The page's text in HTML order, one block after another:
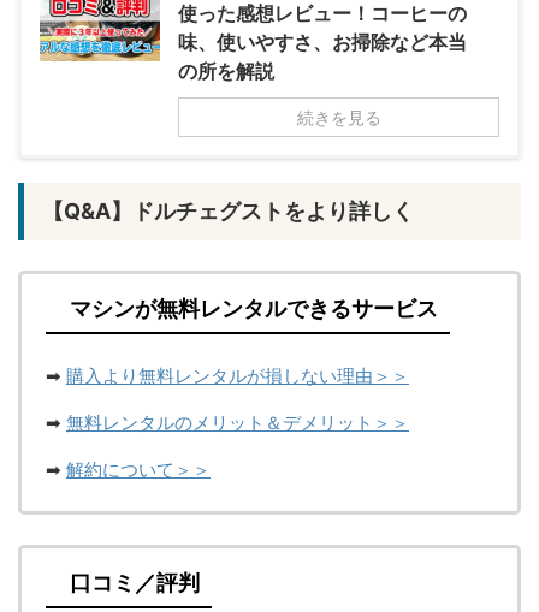
使った感想レビュー！コーヒーの
味、使いやすさ、お掃除など本当
の所を解説
続きを見る
【Q&A】ドルチェグストをより詳しく
マシンが無料レンタルできるサービス
➡ 購入より無料レンタルが損しない理由＞＞
➡ 無料レンタルのメリット＆デメリット＞＞
➡ 解約について＞＞
口コミ／評判